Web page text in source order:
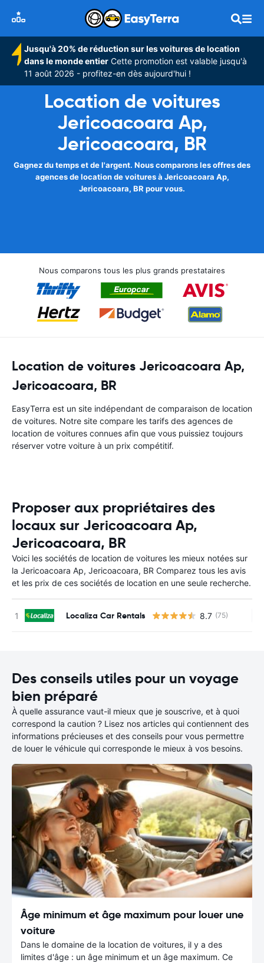
Jusqu'à 20% de réduction sur les voitures de location
dans le monde entier Cette promotion est valable jusqu'à
11 août 2026 - profitez-en dès aujourd'hui !
Location de voitures
Jericoacoara Ap,
Jericoacoara, BR
Gagnez du temps et de l'argent. Nous comparons les offres des
agences de location de voitures à Jericoacoara Ap,
Jericoacoara, BR pour vous.
Nous comparons tous les plus grands prestataires
Location de voitures Jericoacoara Ap,
Jericoacoara, BR
EasyTerra est un site indépendant de comparaison de location
de voitures. Notre site compare les tarifs des agences de
location de voitures connues afin que vous puissiez toujours
réserver votre voiture à un prix compétitif.
Proposer aux propriétaires des
locaux sur Jericoacoara Ap,
Jericoacoara, BR
Voici les sociétés de location de voitures les mieux notées sur
la Jericoacoara Ap, Jericoacoara, BR Comparez tous les avis
et les prix de ces sociétés de location en une seule recherche.
Localiza Car Rentals 8.7 (75)
Des conseils utiles pour un voyage
bien préparé
À quelle assurance vaut-il mieux que je souscrive, et à quoi
correspond la caution ? Lisez nos articles qui contiennent des
informations précieuses et des conseils pour vous permettre
de louer le véhicule qui corresponde le mieux à vos besoins.
Âge minimum et âge maximum pour louer une
voiture
Dans le domaine de la location de voitures, il y a des
limites d'âge : un âge minimum et un âge maximum. Ce